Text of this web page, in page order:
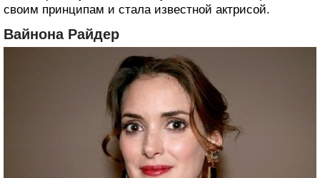
своим принципам и стала известной актрисой.
Вайнона Райдер